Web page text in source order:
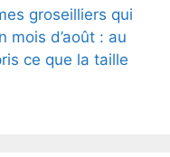
groseilliers qui
mois d’août : au
ce que la taille